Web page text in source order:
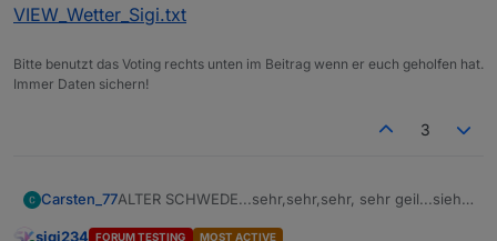
VIEW_Wetter_Sigi.txt
Bitte benutzt das Voting rechts unten im Beitrag wenn er euch geholfen hat.
Immer Daten sichern!
3
Carsten_77ALTER SCHWEDE...sehr,sehr,sehr, sehr geil...sieht
sigi234 FORUM TESTING MOST ACTIVE